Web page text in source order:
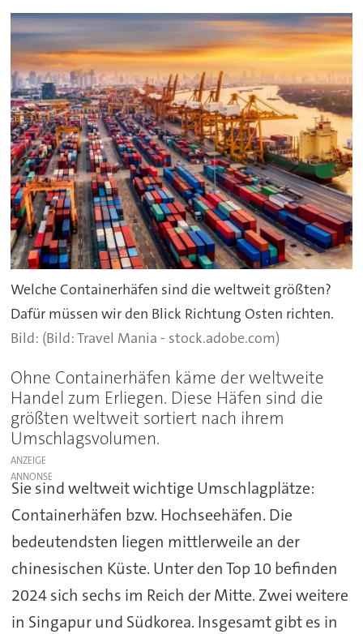
Welche Containerhäfen sind die weltweit größten?
Dafür müssen wir den Blick Richtung Osten richten.
(Bild: Travel Mania - stock.adobe.com)
Ohne Containerhäfen käme der weltweite
Handel zum Erliegen. Diese Häfen sind die
größten weltweit sortiert nach ihrem
Umschlagsvolumen.
ANZEIGE
Sie sind weltweit wichtige Umschlagplätze:
Containerhäfen bzw. Hochseehäfen. Die
bedeutendsten liegen mittlerweile an der
chinesischen Küste. Unter den Top 10 befinden
2024 sich sechs im Reich der Mitte. Zwei weitere
in Singapur und Südkorea. Insgesamt gibt es in